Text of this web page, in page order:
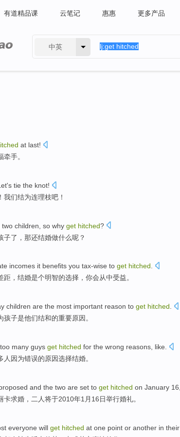
有道精品课 云笔记 惠惠 更多产品
中英
at last!
牵手。
tie the knot!
我们结为连理枝吧！
two children so why get hitched?
子了， 那还结婚做什么呢？
incomes it benefits you tax-wise to get hitched.
距， 结婚是个明智的选择， 你会从中受益。
children are the most important reason to get hitched
孩子是他们结和的重要原因 。
too many guys get hitched for the wrong reasons , like.
人 因为错误的原因选择结婚。
and the two are set to get hitched on January 16
卡求婚 ， 二 人将于2010年1 月 16日举行婚礼。
everyone will get hitched at one point or another in their